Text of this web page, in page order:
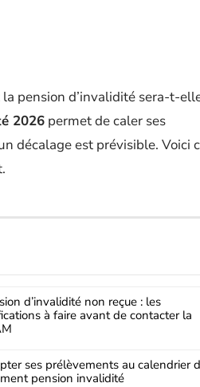
pension d’invalidité sera-t-
2026 permet de caler ses
décalage est prévisible. Voici
d’invalidité non reçue : les
à faire avant de contacter la
ses prélèvements au calendrier
pension invalidité